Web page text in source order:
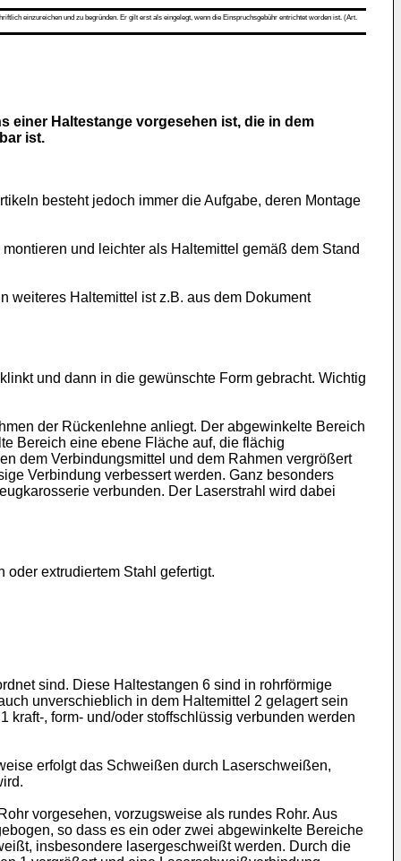
einzureichen und zu begründen. Er gilt erst als eingelegt, wenn die Einspruchsgebühr entrichtet worden ist. (Art.
einer Haltestange vorgesehen ist, die in dem
ist.
besteht jedoch immer die Aufgabe, deren Montage
und leichter als Haltemittel gemäß dem Stand
weiteres Haltemittel ist z.B. aus dem Dokument
und dann in die gewünschte Form gebracht. Wichtig
der Rückenlehne anliegt. Der abgewinkelte Bereich
Bereich eine ebene Fläche auf, die flächig
dem Verbindungsmittel und dem Rahmen vergrößert
Verbindung verbessert werden. Ganz besonders
verbunden. Der Laserstrahl wird dabei
extrudiertem Stahl gefertigt.
sind. Diese Haltestangen 6 sind in rohrförmige
unverschieblich in dem Haltemittel 2 gelagert sein
, form- und/oder stoffschlüssig verbunden werden
erfolgt das Schweißen durch Laserschweißen,
vorgesehen, vorzugsweise als rundes Rohr. Aus
so dass es ein oder zwei abgewinkelte Bereiche
insbesondere lasergeschweißt werden. Durch die